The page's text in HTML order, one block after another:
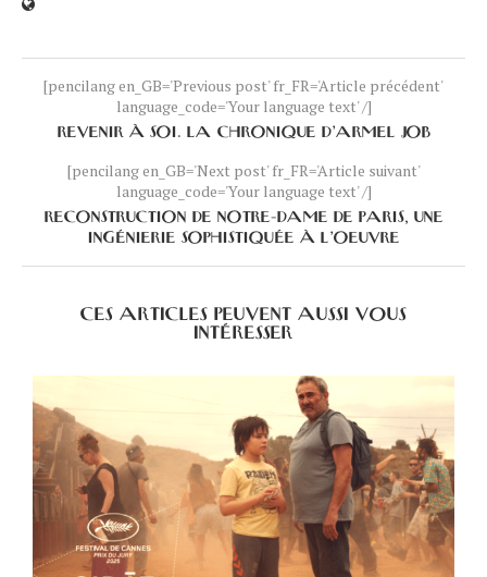
[pencilang en_GB='Previous post' fr_FR='Article précédent'
language_code='Your language text' /]
REVENIR À SOI. LA CHRONIQUE D’ARMEL JOB
[pencilang en_GB='Next post' fr_FR='Article suivant'
language_code='Your language text' /]
RECONSTRUCTION DE NOTRE-DAME DE PARIS, UNE
INGÉNIERIE SOPHISTIQUÉE À L’OEUVRE
CES ARTICLES PEUVENT AUSSI VOUS
INTÉRESSER